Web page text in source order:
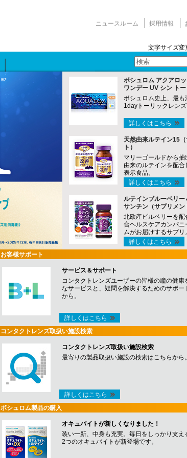
ニュースルーム 採用情報
文字サイズ変
ボシュロム アクアロ
ワンデー UV シン ト
ボシュロム史上、最も
1dayトーリックレンズ
詳しくはこちら
天然由来ルテイン15
ト）
マリーゴールドから抽
由来のルテインを配合
表示食品。
詳しくはこちら
ルテインブルーベリー
サンチン（サプリメン
北欧産ビルベリーを配
合ヘルスケアカンパニ
ムがお届けするサプリ
詳しくはこちら
お客様サポート
サービス＆サポート
コンタクトレンズユーザーの皆様の瞳の健康
なサービスと、疑問を解決するためのサポー
から。
詳しくはこちら
コンタクトレンズ取扱い施設検索
コンタクトレンズ取扱い施設検索
最寄りの製品取扱い施設の検索はこちらから。
詳しくはこちら
ボシュロム製品の購入
オキュバイトが新しくなりました！
装い一新、中身も充実。毎日をしっかり支え
2つのオキュバイトが新登場です。